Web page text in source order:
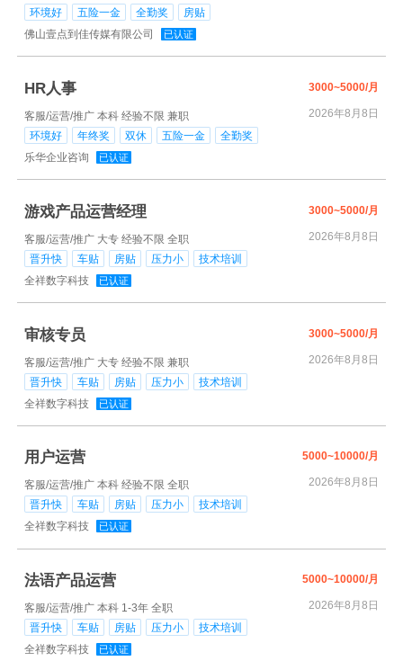
环境好
五险一金 全勤奖
房贴
佛山壹点到佳传媒有限公司
已认证
HR人事 3000~5000/月
客服/运营/推广 本科 经验不限 兼职
2026年8月8日
环境好
年终奖 双休 五险一金
全勤奖
乐华企业咨询
已认证
游戏产品运营经理 3000~5000/月
客服/运营/推广 大专 经验不限 全职
2026年8月8日
晋升快
车贴 房贴 压力小
技术培训
全祥数字科技
已认证
审核专员 3000~5000/月
客服/运营/推广 大专 经验不限 兼职
2026年8月8日
晋升快
车贴 房贴 压力小
技术培训
全祥数字科技
已认证
用户运营 5000~10000/月
客服/运营/推广 本科 经验不限 全职
2026年8月8日
晋升快
车贴 房贴 压力小
技术培训
全祥数字科技
已认证
法语产品运营 5000~10000/月
客服/运营/推广 本科 1-3年 全职
2026年8月8日
晋升快
车贴 房贴 压力小
技术培训
全祥数字科技
已认证